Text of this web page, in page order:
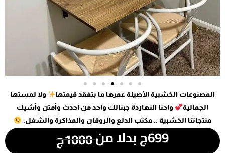
المصنوعات الخشبية الأصيلة عمرها ما بتفقد قيمتها
ولا لمستها
الجمالية
واحنا النهاردة جبنالك واحد من أحدث وأمتن وأشيك
منتجاتنا الخشبية .. مكتب الدلع والروقان والمذاكرة والشغل.
699ج بدلا من 1000ج